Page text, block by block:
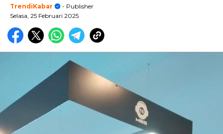
TrendiKabar
- Publisher
Selasa, 25 Februari 2025